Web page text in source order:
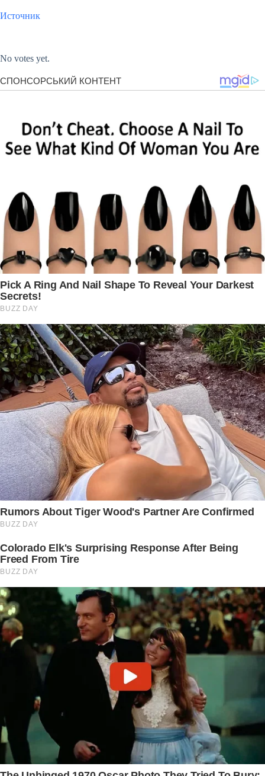
Источник
No votes yet.